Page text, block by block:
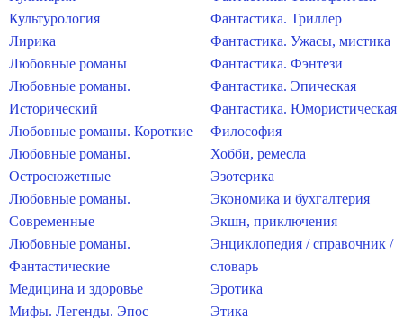
Культурология
Лирика
Любовные романы
Любовные романы.
Исторический
Любовные романы. Короткие
Любовные романы.
Остросюжетные
Любовные романы.
Современные
Любовные романы.
Фантастические
Медицина и здоровье
Мифы. Легенды. Эпос
Фантастика. Триллер
Фантастика. Ужасы, мистика
Фантастика. Фэнтези
Фантастика. Эпическая
Фантастика. Юмористическая
Философия
Хобби, ремесла
Эзотерика
Экономика и бухгалтерия
Экшн, приключения
Энциклопедия / справочник /
словарь
Эротика
Этика